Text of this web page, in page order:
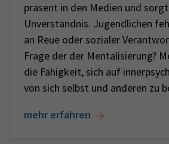
präsent in den Medien und
Unverständnis. Jugendlichen
an Reue oder sozialer
Frage der der Mentalisierung?
die Fähigkeit, sich auf
von sich selbst und anderen zu
mehr erfahren